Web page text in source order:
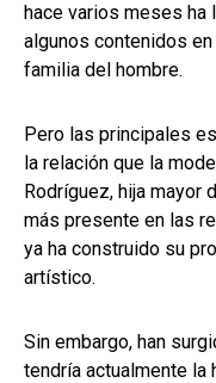
hace varios meses ha
algunos contenidos
familia del hombre.
Pero las principales
la relación que la
Rodríguez, hija mayor
más presente en las
ya ha construido su
artístico.
Sin embargo, han
tendría actualmente la